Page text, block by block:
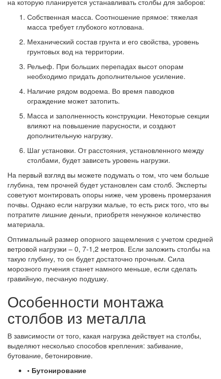
Собственная масса. Соотношение прямое: тяжелая
масса требует глубокого котлована.
Механический состав грунта и его свойства, уровень
грунтовых вод на территории.
Рельеф. При больших перепадах высот опорам
необходимо придать дополнительное усиление.
Наличие рядом водоема. Во время паводков
ограждение может затопить.
Масса и заполненность конструкции. Некоторые секции
влияют на повышение парусности, и создают
дополнительную нагрузку.
Шаг установки. От расстояния, установленного между
столбами, будет зависеть уровень нагрузки.
На первый взгляд вы можете подумать о том, что чем больше
глубина, тем прочней будет установлен сам столб. Эксперты
советуют монтировать опоры ниже, чем уровень промерзания
почвы. Однако если нагрузки малые, то есть риск того, что вы
потратите лишние деньги, приобретя ненужное количество
материала.
Оптимальный размер опорного защемления с учетом средней
ветровой нагрузки – 0, 7-1,2 метров. Если заложить столбы на
такую глубину, то он будет достаточно прочным. Сила
морозного пучения станет намного меньше, если сделать
гравийную, песчаную подушку.
Особенности монтажа
столбов из металла
В зависимости от того, какая нагрузка действует на столбы,
выделяют несколько способов крепления: забивание,
бутование, бетонировние.
• Бутонирование